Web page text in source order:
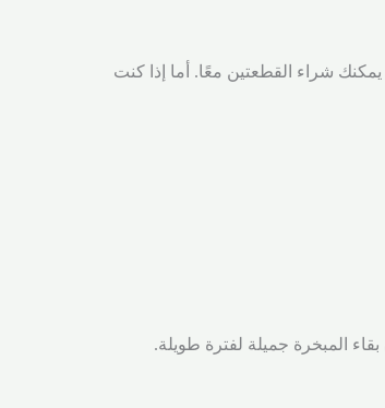
شراء القطعتين معًا. أما إذا كنت
المبخرة جميلة لفترة طويلة.